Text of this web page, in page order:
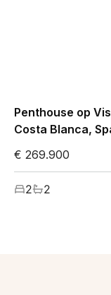
Penthouse op
Costa Blanca,
€ 269.900
2 2